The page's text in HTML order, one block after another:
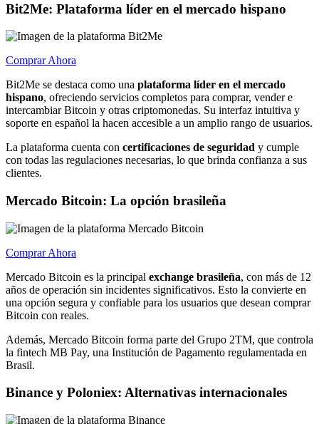
Bit2Me: Plataforma líder en el mercado hispano
Comprar Ahora
Bit2Me se destaca como una plataforma líder en el mercado
hispano, ofreciendo servicios completos para comprar, vender e
intercambiar Bitcoin y otras criptomonedas. Su interfaz intuitiva y
soporte en español la hacen accesible a un amplio rango de usuarios.
La plataforma cuenta con certificaciones de seguridad y cumple
con todas las regulaciones necesarias, lo que brinda confianza a sus
clientes.
Mercado Bitcoin: La opción brasileña
Comprar Ahora
Mercado Bitcoin es la principal exchange brasileña, con más de 12
años de operación sin incidentes significativos. Esto la convierte en
una opción segura y confiable para los usuarios que desean comprar
Bitcoin con reales.
Además, Mercado Bitcoin forma parte del Grupo 2TM, que controla
la fintech MB Pay, una Institución de Pagamento regulamentada en
Brasil.
Binance y Poloniex: Alternativas internacionales